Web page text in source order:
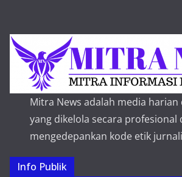
Mitra News adalah media
yang dikelola secara profesional
mengedepankan kode etik
Info Publik